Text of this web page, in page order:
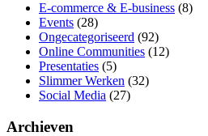
E-commerce & E-business (8)
Events (28)
Ongecategoriseerd (92)
Online Communities (12)
Presentaties (5)
Slimmer Werken (32)
Social Media (27)
Archieven